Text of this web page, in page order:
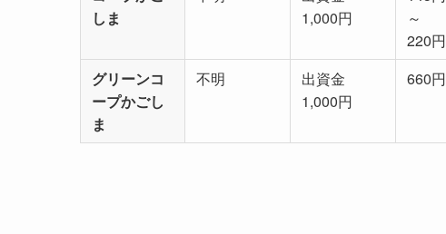
しま
1,000円
～
220円
グリーンコ
ープかごし
ま
不明
出資金
1,000円
660円